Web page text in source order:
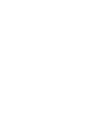
des soignants !